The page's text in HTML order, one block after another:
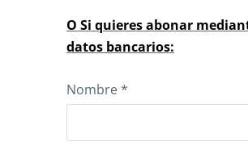
O Si quieres abonar
datos bancarios:
Nombre *